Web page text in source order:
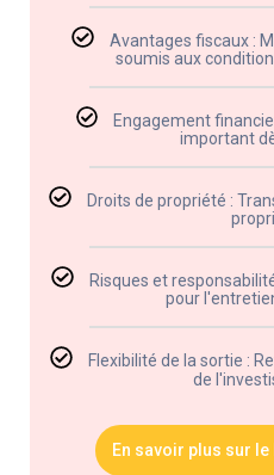
Avantages fiscaux :
soumis aux
Engagement
important
Droits de propriété :
Risques et
pour
Flexibilité de la sortie :
de
En savoir plus sur